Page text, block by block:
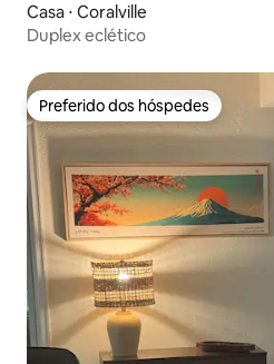
Casa ⋅ Coralville
Duplex eclético
Preferido dos hóspedes
Preferido dos hóspedes